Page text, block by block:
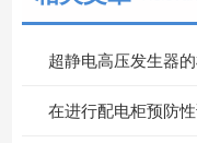
超静电高压发生器
在进行配电柜预防